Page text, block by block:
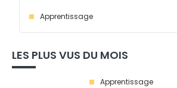
Apprentissage
LES PLUS VUS DU MOIS
Apprentissage